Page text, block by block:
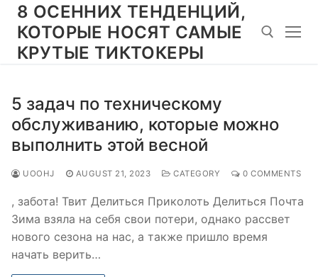
Skip
content
8 ОСЕННИХ ТЕНДЕНЦИЙ,
КОТОРЫЕ НОСЯТ САМЫЕ
КРУТЫЕ ТИКТОКЕРЫ
5 задач по техническому
обслуживанию, которые можно
выполнить этой весной
UOOHJ AUGUST 21, 2023 CATEGORY 0 COMMENTS
, забота! Твит Делиться Приколоть Делиться Почта
Зима взяла на себя свои потери, однако рассвет
нового сезона на нас, а также пришло время
начать верить…